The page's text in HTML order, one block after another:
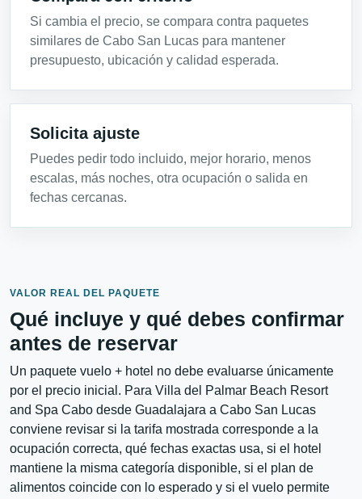
Si cambia el precio, se compara contra paquetes
similares de Cabo San Lucas para mantener
presupuesto, ubicación y calidad esperada.
Solicita ajuste
Puedes pedir todo incluido, mejor horario, menos
escalas, más noches, otra ocupación o salida en
fechas cercanas.
VALOR REAL DEL PAQUETE
Qué incluye y qué debes confirmar
antes de reservar
Un paquete vuelo + hotel no debe evaluarse únicamente
por el precio inicial. Para Villa del Palmar Beach Resort
and Spa Cabo desde Guadalajara a Cabo San Lucas
conviene revisar si la tarifa mostrada corresponde a la
ocupación correcta, qué fechas exactas usa, si el hotel
mantiene la misma categoría disponible, si el plan de
alimentos coincide con lo esperado y si el vuelo permite